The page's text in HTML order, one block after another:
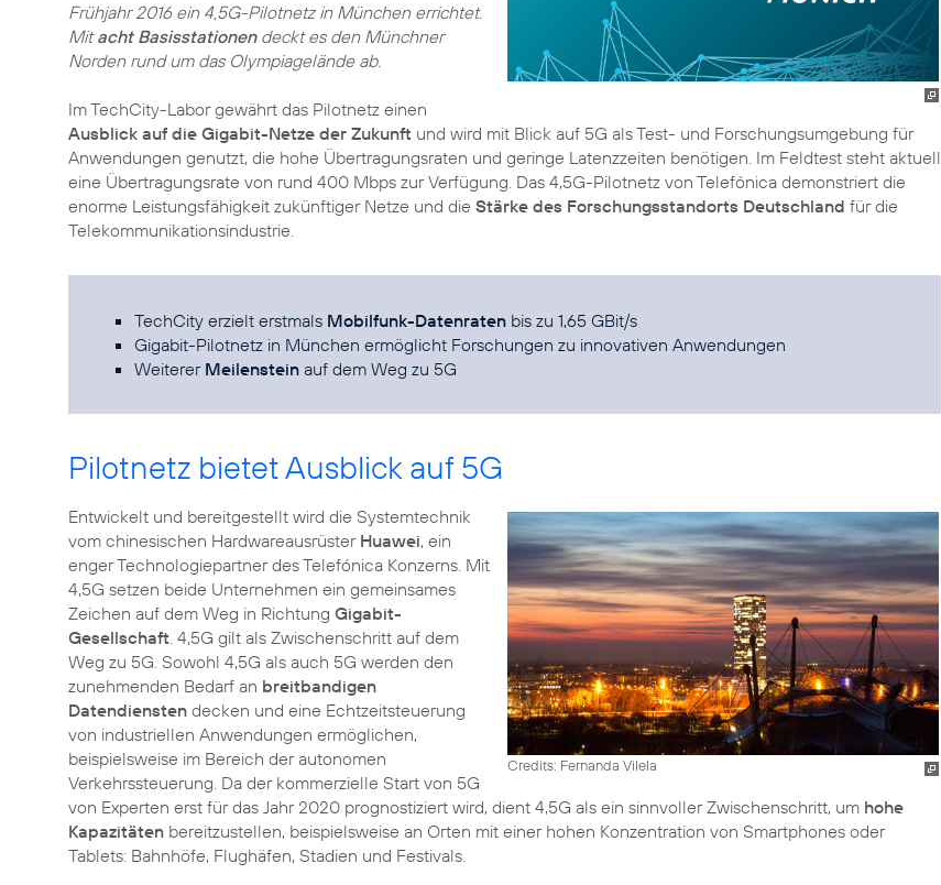
Frühjahr 2016 ein 4,5G-Pilotnetz in München errichtet.
Mitacht Basisstationendeckt es den Münchner
Norden rund um das Olympiagelände ab.
Im TechCity-Labor gewährt das Pilotnetz einen
Ausblick auf die Gigabit-Netze der Zukunft und wird mit Blick auf 5G als Test- und Forschungsumgebung für
Anwendungen genutzt, die hohe Übertragungsraten und geringe Latenzzeiten benötigen. Im Feldtest steht aktuell
eine Übertragungsrate von rund 400 Mbps zur Verfügung. Das 4,5G-Pilotnetz von Telefónica demonstriert die
enorme Leistungsfähigkeit zukünftiger Netze und die Stärke des Forschungsstandorts Deutschland für die
Telekommunikationsindustrie.
TechCity erzielt erstmals Mobilfunk-Datenraten bis zu 1,65 GBit/s
Gigabit-Pilotnetz in München ermöglicht Forschungen zu innovativen Anwendungen
Weiterer Meilenstein auf dem Weg zu 5G
Pilotnetz bietet Ausblick auf 5G
Credits: Fernanda Vilela
Entwickelt und bereitgestellt wird die Systemtechnik
vom chinesischen Hardwareausrüster Huawei, ein
enger Technologiepartner des Telefónica Konzerns. Mit
4,5G setzen beide Unternehmen ein gemeinsames
Zeichen auf dem Weg in Richtung Gigabit-
Gesellschaft. 4,5G gilt als Zwischenschritt auf dem
Weg zu 5G. Sowohl 4,5G als auch 5G werden den
zunehmenden Bedarf an breitbandigen
Datendiensten decken und eine Echtzeitsteuerung
von industriellen Anwendungen ermöglichen,
beispielsweise im Bereich der autonomen
Verkehrssteuerung. Da der kommerzielle Start von 5G
von Experten erst für das Jahr 2020 prognostiziert wird, dient 4,5G als ein sinnvoller Zwischenschritt, um hohe
Kapazitäten bereitzustellen, beispielsweise an Orten mit einer hohen Konzentration von Smartphones oder
Tablets: Bahnhöfe, Flughäfen, Stadien und Festivals.